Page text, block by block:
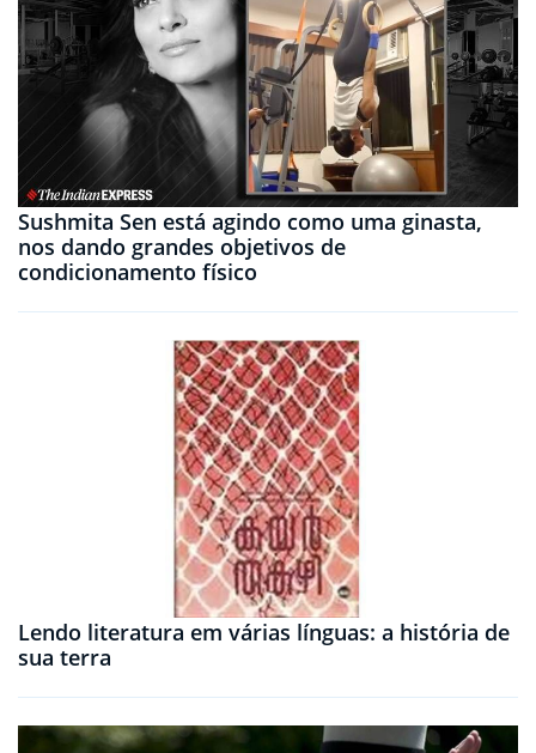
Sushmita Sen está agindo como uma ginasta,
nos dando grandes objetivos de
condicionamento físico
Lendo literatura em várias línguas: a história de
sua terra